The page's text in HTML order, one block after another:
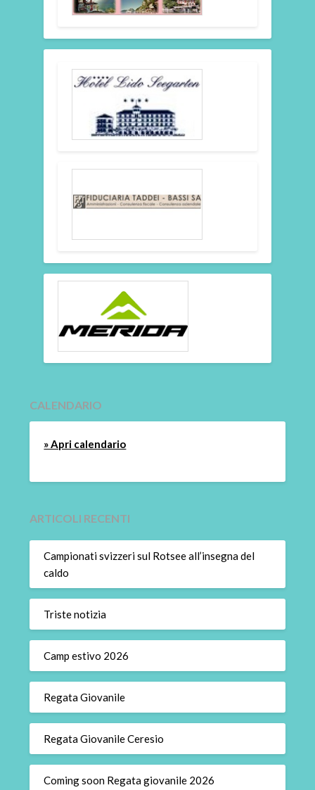
CALENDARIO
» Apri calendario
ARTICOLI RECENTI
Campionati svizzeri sul Rotsee all’insegna del
caldo
Triste notizia
Camp estivo 2026
Regata Giovanile
Regata Giovanile Ceresio
Coming soon Regata giovanile 2026